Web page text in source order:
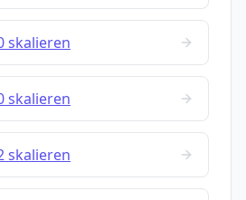
skalieren
skalieren
skalieren